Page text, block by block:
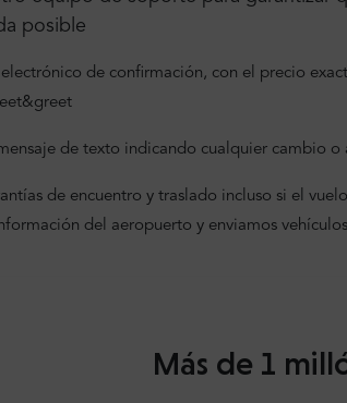
posible
de confirmación, con el precio
de texto indicando cualquier cambio o
de encuentro y traslado incluso si el
del aeropuerto y enviamos
Más de 1